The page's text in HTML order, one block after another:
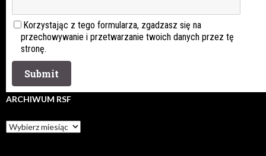
Korzystając z tego formularza, zgadzasz się na
przechowywanie i przetwarzanie twoich danych przez tę
stronę.
ARCHIWUM RSF
Archiwum
rsf